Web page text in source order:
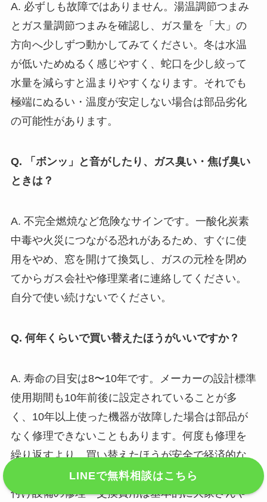
A. 必ずしも故障ではありません。湯温調節つまみ
とガス量調節つまみを確認し、ガス量を「大」の
方向へ少しずつ動かしてみてください。冬は水温
が低いためぬるく感じやすく、蛇口を少し絞って
水量を減らすと温まりやすくなります。それでも
極端にぬるい・温度が安定しない場合は部品劣化
の可能性があります。
Q. 「ボンッ」と音がしたり、ガス臭い・焦げ臭い
ときは？
A. 不完全燃焼など危険なサインです。一酸化炭素
中毒や火災につながる恐れがあるため、すぐに使
用をやめ、窓を開けて換気し、ガスの元栓を閉め
てからガス会社や修理業者に連絡してください。
自分で使い続けないでください。
Q. 何年くらいで買い替えたほうがいいですか？
A. 寿命の目安は8〜10年です。メーカーの設計標準
使用期間も10年前後に設定されていることが多
く、10年以上使った機器が故障した場合は部品が
なく修理できないこともあります。何度も修理を
繰り返すより、買い替えたほうが安全で経済的な
ケースが多いです。なお賃貸住宅の場合は、備え
付け設備の修理・交換費用は基本的に大家さんや
LINEで無料相談はこちら